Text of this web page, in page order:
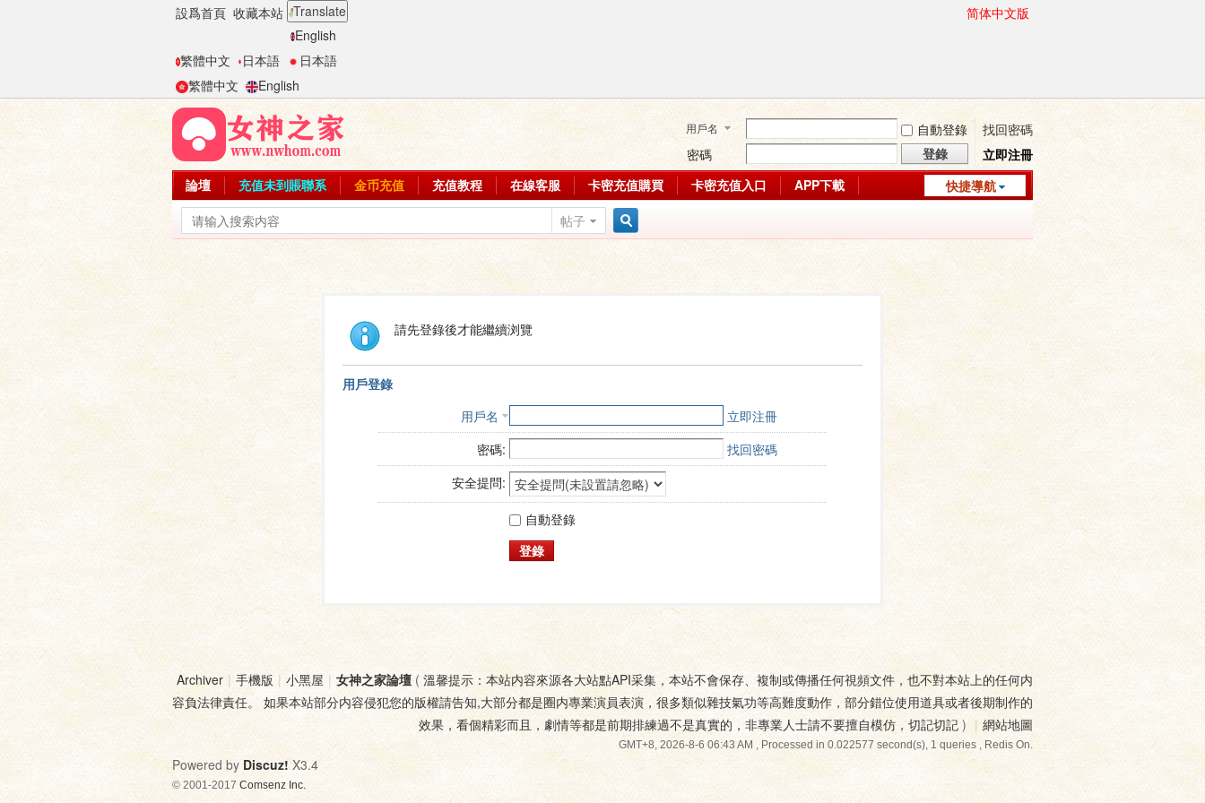
設爲首頁 收藏本站 Translate
English
繁體中文
日本語
日本語
繁體中文
English
简体中文版
用戶名 自動登錄
找回密碼
密碼
登錄
立即注冊
快捷導航
論壇 充值未到賬聯系 金币充值 充值教程 在線客服 卡密充值購買 卡密充值入口
APP下載
帖子
請先登錄後才能繼續浏覽
用戶登錄
用戶名
立即注冊
密碼:
找回密碼
安全提問:
自動登錄
登錄
Archiver | 手機版 | 小黑屋 | 女神之家論壇( 溫馨提示：本站内容來源各大站點API采集，本站不會保存、複制或傳播任何視頻文件，也不對本站上的任何内
容負法律責任。 如果本站部分内容侵犯您的版權請告知,大部分都是圈内專業演員表演，很多類似雜技氣功等高難度動作，部分錯位使用道具或者後期制作的
效果，看個精彩而且，劇情等都是前期排練過不是真實的，非專業人士請不要擅自模仿，切記切記 ) | 網站地圖
GMT+8, 2026-8-6 06:43 AM, Processed in 0.022577 second(s), 1 queries , Redis On.
Powered by Discuz! X3.4
© 2001-2017 Comsenz Inc.